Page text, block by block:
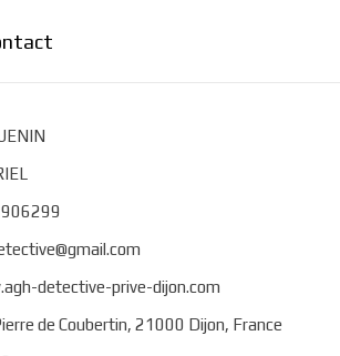
detective-prive-dijon.com
de Coubertin, 21000 Dijon, France